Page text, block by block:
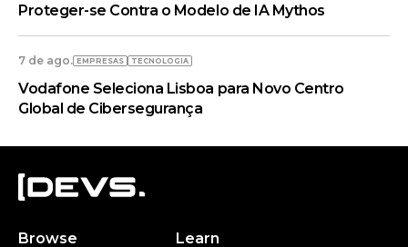
Proteger-se Contra o Modelo de IA Mythos
7 de ago. EMPRESAS TECNOLOGIA
Vodafone Seleciona Lisboa para Novo Centro
Global de Cibersegurança
Browse Learn